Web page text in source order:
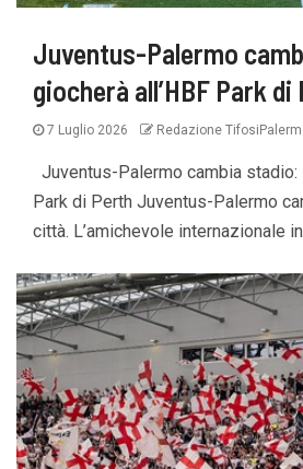
Juventus-Palermo
giocherà all’HBF Park di
7 Luglio 2026 Redazione
Juventus-Palermo cambia stadio:
Park di Perth Juventus-Palermo
città. L’amichevole internazionale